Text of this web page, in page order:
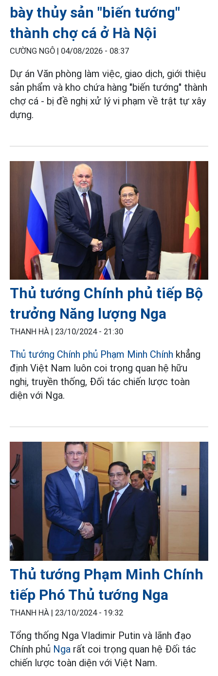
bày thủy sản "biến tướng"
thành chợ cá ở Hà Nội
CƯỜNG NGÔ | 04/08/2026 - 08:37
Dự án Văn phòng làm việc, giao dịch, giới thiệu
sản phẩm và kho chứa hàng "biến tướng" thành
chợ cá - bị đề nghị xử lý vi phạm về trật tự xây
dựng.
Thủ tướng Chính phủ tiếp Bộ
trưởng Năng lượng Nga
THANH HÀ | 23/10/2024 - 21:30
Thủ tướng Chính phủ Phạm Minh Chính khẳng
định Việt Nam luôn coi trọng quan hệ hữu
nghị, truyền thống, Đối tác chiến lược toàn
diện với Nga.
Thủ tướng Phạm Minh Chính
tiếp Phó Thủ tướng Nga
THANH HÀ | 23/10/2024 - 19:32
Tổng thống Nga Vladimir Putin và lãnh đạo
Chính phủ Nga rất coi trọng quan hệ Đối tác
chiến lược toàn diện với Việt Nam.